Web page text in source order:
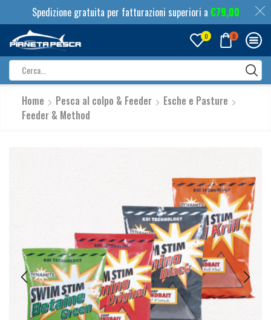
Spedizione gratuita per fatturazioni superiori a €79,00
0 0
input
Home Pesca al colpo & Feeder
Esche e Pasture
Feeder & Method